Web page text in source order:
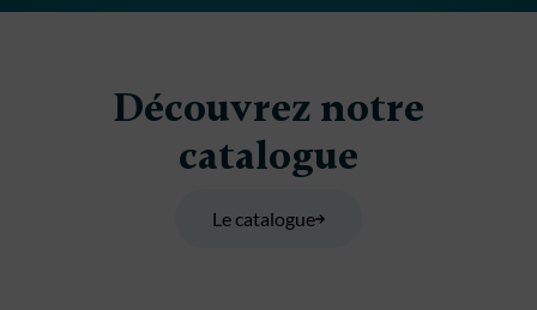
Découvrez notre
catalogue
Le catalogue